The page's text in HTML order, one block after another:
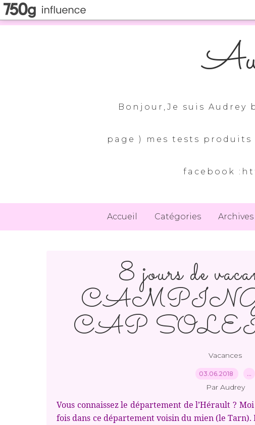
Bonjour,Je suis Audrey
page ) mes tests
facebook
Accueil Catégories Archives
8 jours de
CAP
Vacances
03.06.2018 …
Par Audrey
Vous connaissez le département de l’Hérault ?
fois dans ce département voisin du mien (le Tarn).